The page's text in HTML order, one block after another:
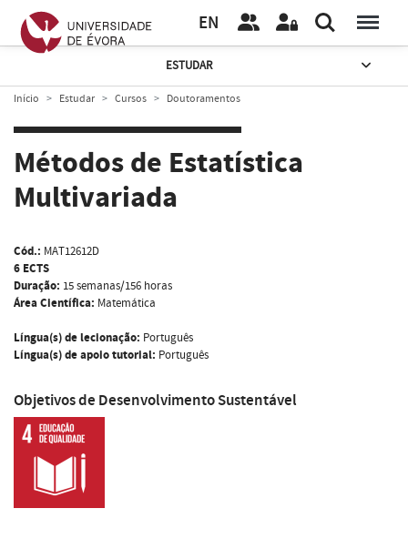
EN
ESTUDAR
Início Estudar Cursos Doutoramentos
Métodos de Estatística
Multivariada
Cód.: MAT12612D
6 ECTS
Duração: 15 semanas/156 horas
Área Científica: Matemática
Língua(s) de lecionação: Português
Língua(s) de apoio tutorial: Português
Objetivos de Desenvolvimento Sustentável